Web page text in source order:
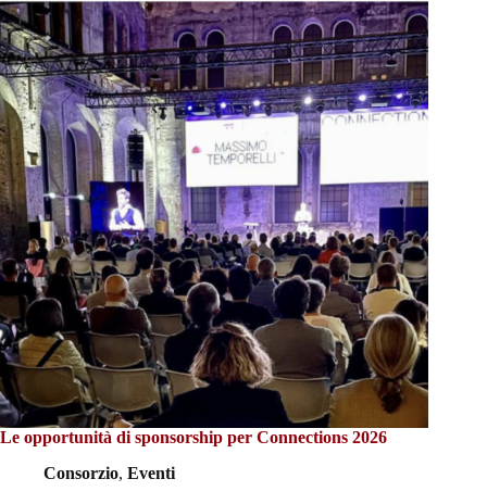
Le opportunità di sponsorship per Connections 2026
Consorzio, Eventi